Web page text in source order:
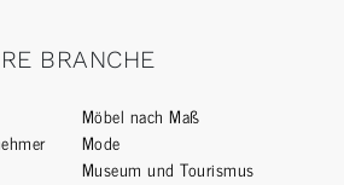
BRANCHE
Möbel nach Maß
Mode
Museum und Tourismus